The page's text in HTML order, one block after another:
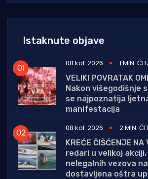
Istaknute objave
08 kol. 2026
1 MIN.
VELIKI POVRATAK
Nakon višegodišnje
se najpoznatija
manifestacija
08 kol. 2026
2 MIN.
KREĆE ČIŠĆENJE
redari u velikoj
nelegalnih vezova
dostavljena oštra